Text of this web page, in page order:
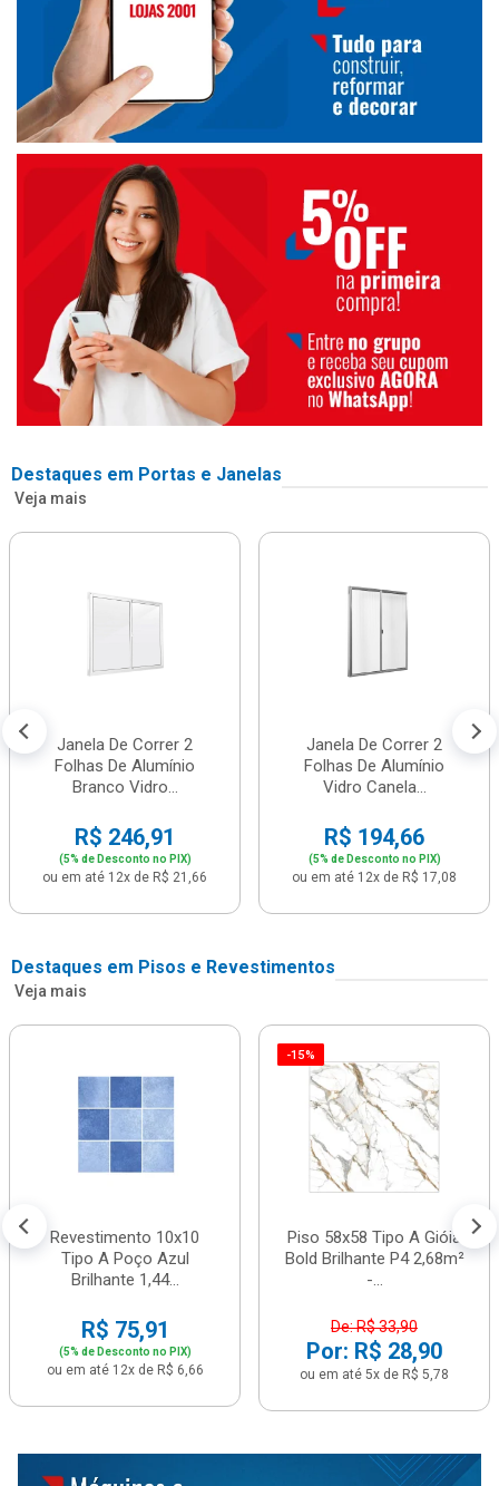
Destaques em Portas e Janelas
Veja mais
Janela De Correr 2
Folhas De Alumínio
Branco Vidro...
R$ 246,91
(5% de Desconto no PIX)
ou em até 12x de R$ 21,66
Janela De Correr 2
Folhas De Alumínio
Vidro Canela...
R$ 194,66
(5% de Desconto no PIX)
ou em até 12x de R$ 17,08
Destaques em Pisos e Revestimentos
Veja mais
Revestimento 10x10
Tipo A Poço Azul
Brilhante 1,44...
R$ 75,91
(5% de Desconto no PIX)
ou em até 12x de R$ 6,66
-15%
Piso 58x58 Tipo A Gióia
Bold Brilhante P4 2,68m²
-...
De: R$ 33,90
Por: R$ 28,90
ou em até 5x de R$ 5,78